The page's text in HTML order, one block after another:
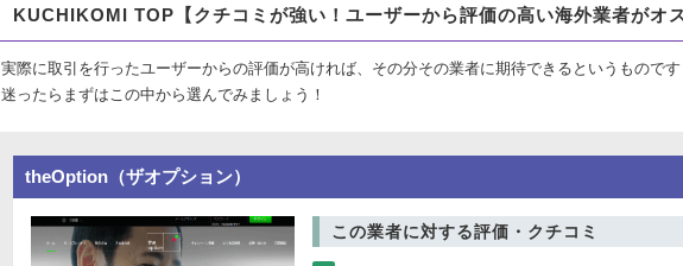
自動取引iフォローをスマートオプションで使ってみよう！
【スマートオプション】2016年4月！フレッシュマンボーナスキャンペーン！
2016-2-23
2016-2-9
KUCHIKOMI TOP【クチコミが強い！ユーザーから評価の高い海外業者がオス
実際に取引を行ったユーザーからの評価が高ければ、その分その業者に期待できるというもので
迷ったらまずはこの中から選んでみましょう！
theOption（ザオプション）
この業者に対する評価・クチコミ